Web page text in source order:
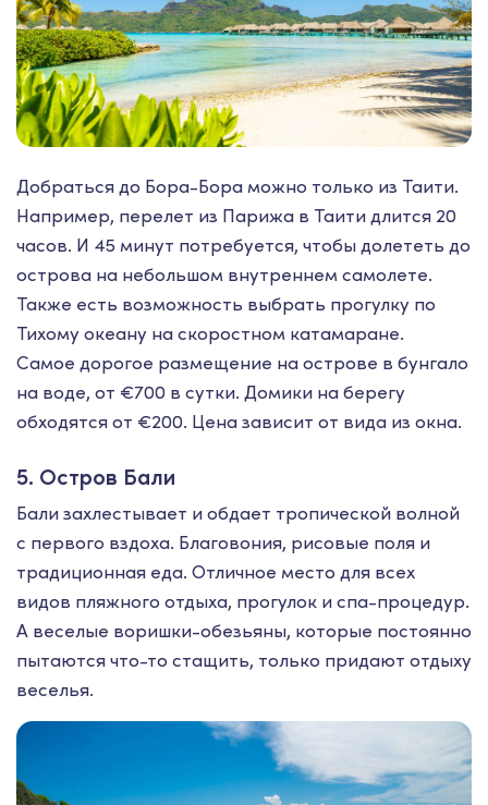
Добраться до Бора-Бора можно только из Таити.
Например, перелет из Парижа в Таити длится 20
часов. И 45 минут потребуется, чтобы долететь до
острова на небольшом внутреннем самолете.
Также есть возможность выбрать прогулку по
Тихому океану на скоростном катамаране.
Самое дорогое размещение на острове в бунгало
на воде, от €700 в сутки. Домики на берегу
обходятся от €200. Цена зависит от вида из окна.
5. Остров Бали
Бали захлестывает и обдает тропической волной
с первого вздоха. Благовония, рисовые поля и
традиционная еда. Отличное место для всех
видов пляжного отдыха, прогулок и спа-процедур.
А веселые воришки-обезьяны, которые постоянно
пытаются что-то стащить, только придают отдыху
веселья.